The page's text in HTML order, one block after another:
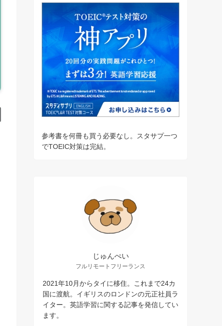
参考書を何冊も買う必要なし。スタサプ一つ
でTOEIC対策は完結。
じゅんぺい
フルリモートフリーランス
2021年10月からタイに移住。これまで24カ
国に渡航。イギリスのロンドンの元正社員ラ
イター。英語学習に関する記事を発信してい
ます。